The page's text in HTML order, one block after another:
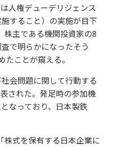
人権デューデリジェンス
すること）の実施が目下
株主である機関投資家の8
で明らかになったそう
ことが窺える。
会問題に関して行動する
された。発足時の参加機
なっており、日本製鉄
株式を保有する日本企業に